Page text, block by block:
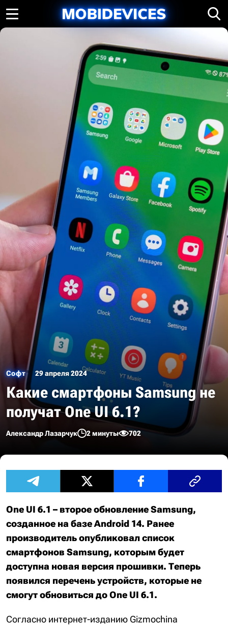
Софт 29 апреля 2024
Какие смартфоны Samsung не
получат One UI 6.1?
Александр Лазарчук 2 минуты 702
One UI 6.1 – второе обновление Samsung,
созданное на базе Android 14. Ранее
производитель опубликовал список
смартфонов Samsung, которым будет
доступна новая версия прошивки. Теперь
появился перечень устройств, которые не
смогут обновиться до One UI 6.1.
Согласно интернет-изданию Gizmochina